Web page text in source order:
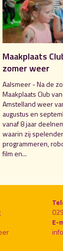
Maakplaats
zomer weer
Aalsmeer - Na de
Maakplaats Club
Amstelland weer
augustus en
vanaf 8 jaar
waarin zij
programmeren,
film en...
E-